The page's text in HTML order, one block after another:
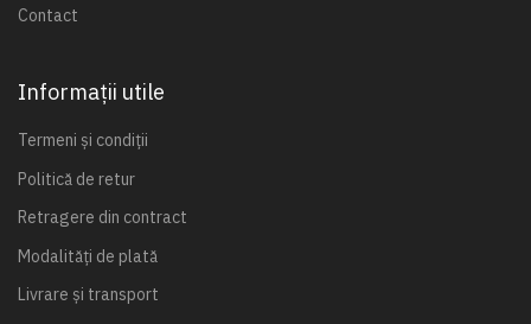
Contact
Informații utile
Termeni și condiții
Politică de retur
Retragere din contract
Modalități de plată
Livrare și transport